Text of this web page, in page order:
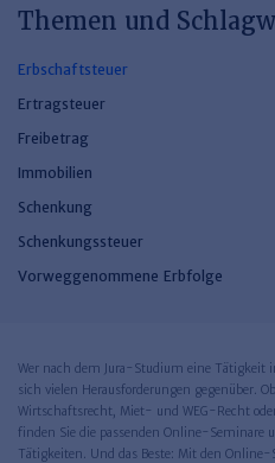
Themen und
Erbschaftsteuer
Ertragsteuer
Freibetrag
Immobilien
Schenkung
Schenkungssteuer
Vorweggenommene Erbfolge
Wer nach dem Jura-Studium eine
sich vielen Herausforderungen gegenüber.
Wirtschaftsrecht, Miet- und WEG-Recht
finden Sie die passenden Online-Seminare
Tätigkeiten. Und das Beste: Mit den